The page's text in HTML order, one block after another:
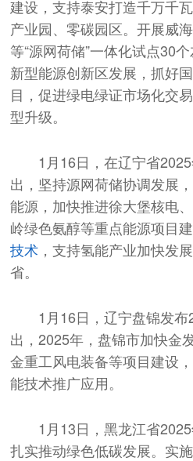
建设，支持泰安打造千万千
产业园、零碳园区。开展威
等“源网荷储”一体化试点30
新型能源创新区发展，抓好
目，促进绿电绿证市场化交
型升级。
1月16日，在辽宁省
出，坚持源网荷储协调发展
能源，加快推进徐大堡核电
岭绿色氨醇等重点能源项目
技术 ，支持氢能产业加快发
省。
1月16日，辽宁盘锦发
出，2025年，盘锦市加快金
金重工风电装备等项目建设
能技术推广应用。
1月13日，黑龙江省
扎实推动绿色低碳发展。实